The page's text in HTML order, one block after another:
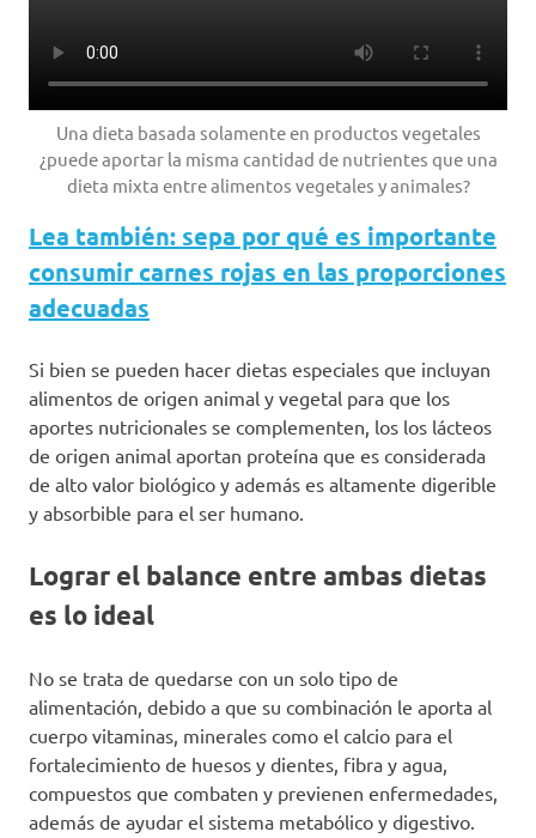
Una dieta basada solamente en productos vegetales
¿puede aportar la misma cantidad de nutrientes que una
dieta mixta entre alimentos vegetales y animales?
Lea también: sepa por qué es importante
consumir carnes rojas en las proporciones
adecuadas
Si bien se pueden hacer dietas especiales que incluyan
alimentos de origen animal y vegetal para que los
aportes nutricionales se complementen, los los lácteos
de origen animal aportan proteína que es considerada
de alto valor biológico y además es altamente digerible
y absorbible para el ser humano.
Lograr el balance entre ambas dietas
es lo ideal
No se trata de quedarse con un solo tipo de
alimentación, debido a que su combinación le aporta al
cuerpo vitaminas, minerales como el calcio para el
fortalecimiento de huesos y dientes, fibra y agua,
compuestos que combaten y previenen enfermedades,
además de ayudar el sistema metabólico y digestivo.